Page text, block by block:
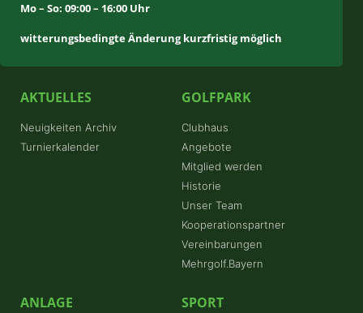
Mo – So: 09:00 – 16:00 Uhr
witterungsbedingte Änderung kurzfristig möglich
AKTUELLES
Neuigkeiten Archiv
Turnierkalender
GOLFPARK
Clubhaus
Angebote
Mitglied werden
Historie
Unser Team
Kooperationspartner
Vereinbarungen
Mehrgolf.Bayern
ANLAGE SPORT